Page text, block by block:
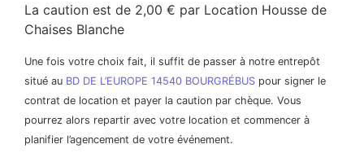
La caution est de 2,00 € par Location Housse de
Chaises Blanche
Une fois votre choix fait, il suffit de passer à notre entrepôt
situé au BD DE L’EUROPE 14540 BOURGRÉBUS pour signer le
contrat de location et payer la caution par chèque. Vous
pourrez alors repartir avec votre location et commencer à
planifier l’agencement de votre événement.